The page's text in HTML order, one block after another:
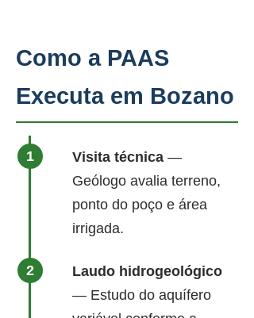
Como a PAAS
Executa em Bozano
Visita técnica —
Geólogo avalia terreno,
ponto do poço e área
irrigada.
Laudo hidrogeológico
— Estudo do aquífero